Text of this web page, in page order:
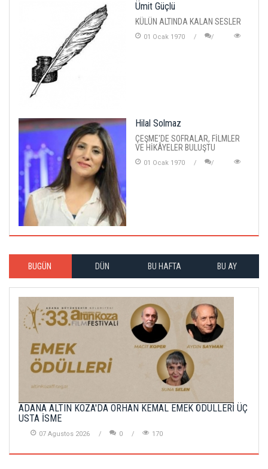
Ümit Güçlü
KÜLÜN ALTINDA KALAN SESLER
01 Ocak 1970
Hilal Solmaz
ÇEŞME'DE SOFRALAR, FİLMLER
VE HİKÂYELER BULUŞTU
01 Ocak 1970
BUGÜN DÜN BU HAFTA BU AY
ADANA ALTIN KOZA'DA ORHAN KEMAL EMEK ÖDÜLLERİ ÜÇ
USTA İSME
07 Agustos 2026 0 170